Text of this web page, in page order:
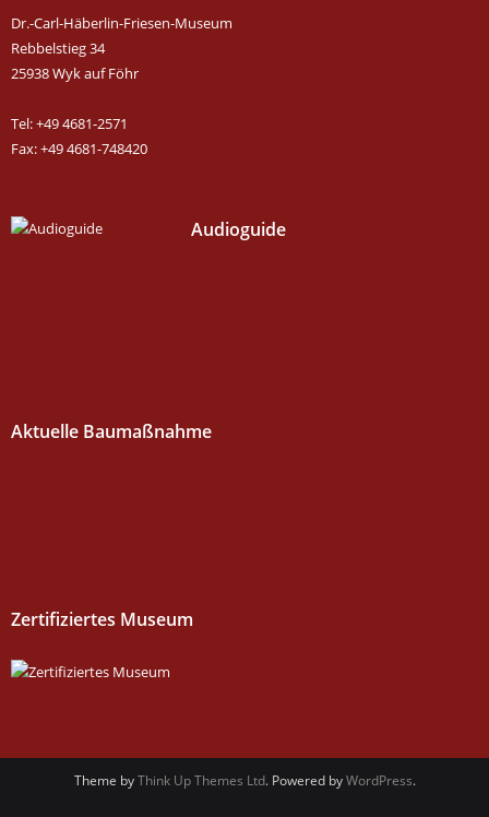
Dr.-Carl-Häberlin-Friesen-Museum
Rebbelstieg 34
25938 Wyk auf Föhr
Tel: +49 4681-2571
Fax: +49 4681-748420
Audioguide
Aktuelle Baumaßnahme
Zertifiziertes Museum
Theme byThink Up Themes Ltd. Powered byWordPress.